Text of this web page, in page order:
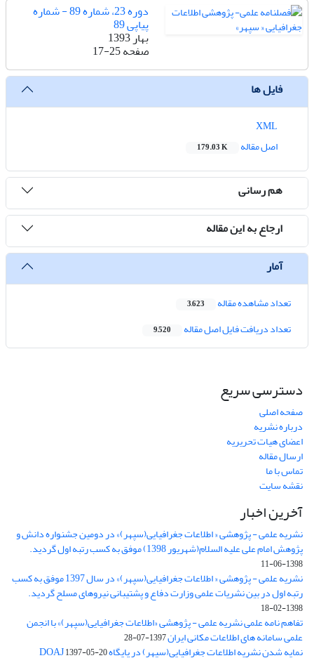
دوره 23، شماره 89 - شماره
پیاپی 89
بهار 1393
صفحه17-25
فایل ها
اصل مقاله
179.03 K
هم رسانی
ارجاع به این مقاله
آمار
تعداد مشاهده مقاله 3,623
تعداد دریافت فایل اصل مقاله 9,520
دسترسی سریع
صفحه اصلی
درباره نشریه
اعضای هیات تحریریه
ارسال مقاله
تماس با ما
نقشه سایت
آخرین اخبار
نشریه علمی - پژوهشی « اطلاعات جغرافیایی(سپهر)» در دومین جشنواره دانش و
پژوهش امام علی علیه السلام(شهریور 1398) موفق به کسب رتبه اول گردید.
1398-06-11
نشریه علمی - پژوهشی « اطلاعات جغرافیایی(سپهر)» در سال 1397 موفق به کسب
رتبه اول در بین نشریات علمی وزارت دفاع و پشتیبانی نیروهای مسلح گردید.
1398-02-18
تفاهم نامه علمی نشریه علمی - پژوهشی «اطلاعات جغرافیایی(سپهر)» با انجمن
علمی سامانه های اطلاعات مکانی ایران1397-07-28
نمایه شدن نشریه اطلاعات جغرافیایی(سپهر) در پایگاه DOAJ1397-05-20